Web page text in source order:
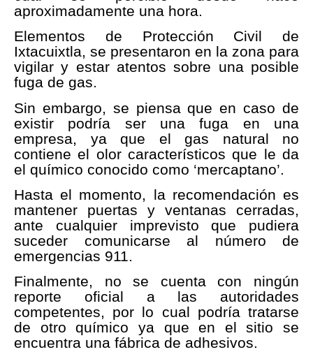
aproximadamente una hora.
Elementos de Protección Civil de
Ixtacuixtla, se presentaron en la zona para
vigilar y estar atentos sobre una posible
fuga de gas.
Sin embargo, se piensa que en caso de
existir podría ser una fuga en una
empresa, ya que el gas natural no
contiene el olor característicos que le da
el químico conocido como ‘mercaptano’.
Hasta el momento, la recomendación es
mantener puertas y ventanas cerradas,
ante cualquier imprevisto que pudiera
suceder comunicarse al número de
emergencias 911.
Finalmente, no se cuenta con ningún
reporte oficial a las autoridades
competentes, por lo cual podría tratarse
de otro químico ya que en el sitio se
encuentra una fábrica de adhesivos.